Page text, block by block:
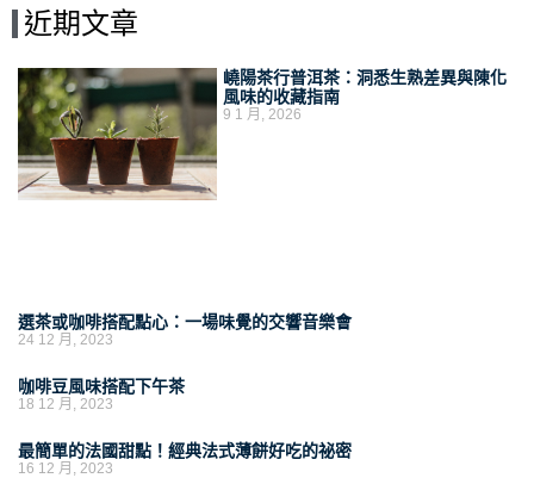
近期文章
嶢陽茶行普洱茶：洞悉生熟差異與陳化
風味的收藏指南
9 1 月, 2026
選茶或咖啡搭配點心：一場味覺的交響音樂會
24 12 月, 2023
咖啡豆風味搭配下午茶
18 12 月, 2023
最簡單的法國甜點！經典法式薄餅好吃的祕密
16 12 月, 2023